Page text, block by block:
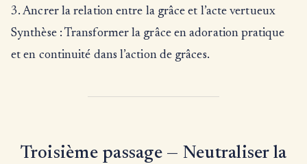
3. Ancrer la relation entre la grâce et l’acte vertueux
Synthèse : Transformer la grâce en adoration pratique
et en continuité dans l’action de grâces.
Troisième passage — Neutraliser la